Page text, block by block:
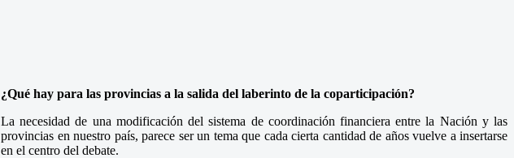
¿Qué hay para las provincias a la salida del laberinto de la coparticipación?
La necesidad de una modificación del sistema de coordinación financiera entre la Nación y las
provincias en nuestro país, parece ser un tema que cada cierta cantidad de años vuelve a insertarse
en el centro del debate.